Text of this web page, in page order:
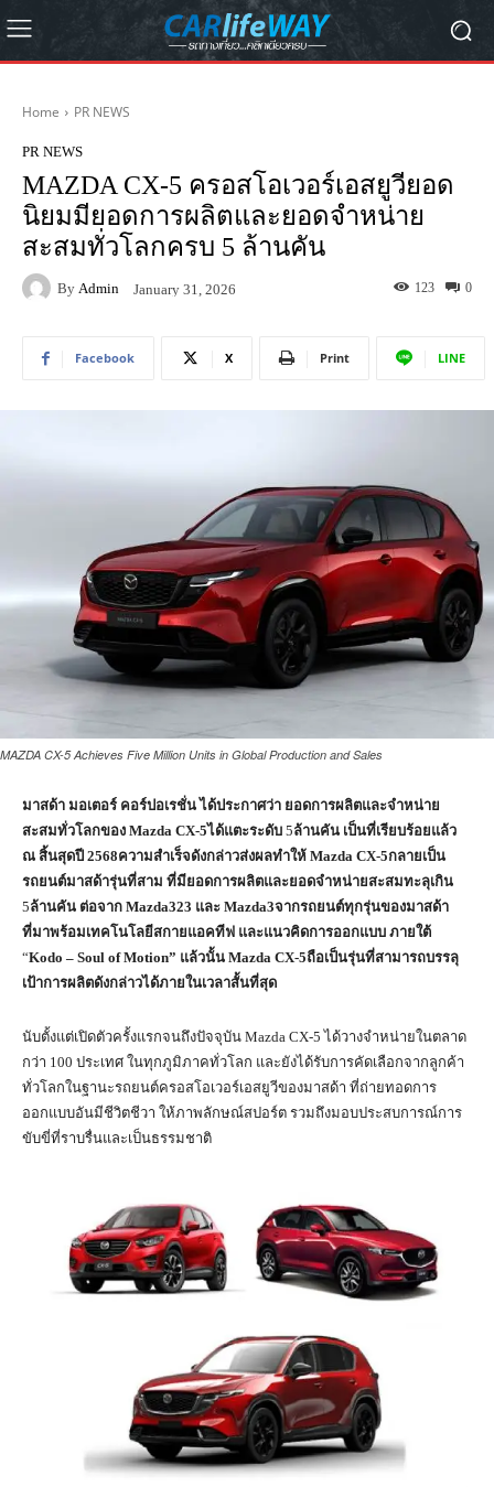
Home PR NEWS
PR NEWS
MAZDA CX-5 ครอสโอเวอร์เอสยูวียอด
นิยมมียอดการผลิตและยอดจำหน่าย
สะสมทั่วโลกครบ 5 ล้านคัน
By Admin January 31, 2026 0
123
Facebook X Print LINE
MAZDA CX-5 Achieves Five Million Units in Global Production and Sales
มาสด้า มอเตอร์ คอร์ปอเรชั่น ได้ประกาศว่า ยอดการผลิตและจำหน่าย
สะสมทั่วโลกของ Mazda CX-5ได้แตะระดับ 5ล้านคัน เป็นที่เรียบร้อยแล้ว
ณ สิ้นสุดปี 2568ความสำเร็จดังกล่าวส่งผลทำให้ Mazda CX-5กลายเป็น
รถยนต์มาสด้ารุ่นที่สาม ที่มียอดการผลิตและยอดจำหน่ายสะสมทะลุเกิน
5ล้านคัน ต่อจาก Mazda323 และ Mazda3จากรถยนต์ทุกรุ่นของมาสด้า
ที่มาพร้อมเทคโนโลยีสกายแอคทีฟ และแนวคิดการออกแบบ ภายใต้
“Kodo – Soul of Motion” แล้วนั้น Mazda CX-5ถือเป็นรุ่นที่สามารถบรรลุ
เป้าการผลิตดังกล่าวได้ภายในเวลาสั้นที่สุด
นับตั้งแต่เปิดตัวครั้งแรกจนถึงปัจจุบัน Mazda CX-5 ได้วางจำหน่ายในตลาด
กว่า 100 ประเทศ ในทุกภูมิภาคทั่วโลก และยังได้รับการคัดเลือกจากลูกค้า
ทั่วโลกในฐานะรถยนต์ครอสโอเวอร์เอสยูวีของมาสด้า ที่ถ่ายทอดการ
ออกแบบอันมีชีวิตชีวา ให้ภาพลักษณ์สปอร์ต รวมถึงมอบประสบการณ์การ
ขับขี่ที่ราบรื่นและเป็นธรรมชาติ